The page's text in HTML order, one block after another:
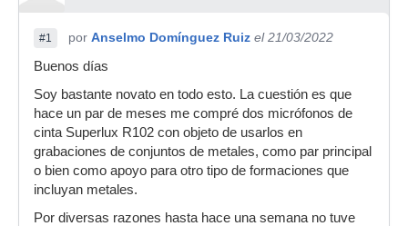
#1 por Anselmo Domínguez Ruiz el 21/03/2022
Buenos días
Soy bastante novato en todo esto. La cuestión es que
hace un par de meses me compré dos micrófonos de
cinta Superlux R102 con objeto de usarlos en
grabaciones de conjuntos de metales, como par principal
o bien como apoyo para otro tipo de formaciones que
incluyan metales.
Por diversas razones hasta hace una semana no tuve